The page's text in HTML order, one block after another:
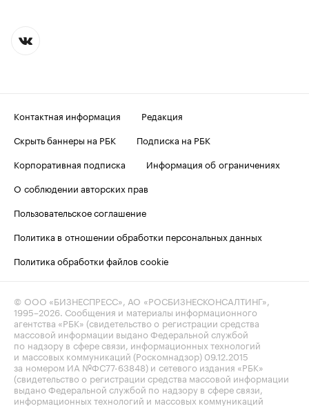
Контактная информация
Редакция
Скрыть баннеры на РБК
Подписка на РБК
Корпоративная подписка
Информация об ограничениях
О соблюдении авторских прав
Пользовательское соглашение
Политика в отношении обработки персональных данных
Политика обработки файлов cookie
© ООО «БИЗНЕСПРЕСС», АО «РОСБИЗНЕСКОНСАЛТИНГ»,
1995–2026 . Сообщения и материалы информационного
агентства «РБК» (свидетельство о регистрации средства
массовой информации выдано Федеральной службой
по надзору в сфере связи, информационных технологий
и массовых коммуникаций (Роскомнадзор) 09.12.2015
за номером ИА №ФС77-63848) и сетевого издания «РБК»
(свидетельство о регистрации средства массовой информации
выдано Федеральной службой по надзору в сфере связи,
информационных технологий и массовых коммуникаций